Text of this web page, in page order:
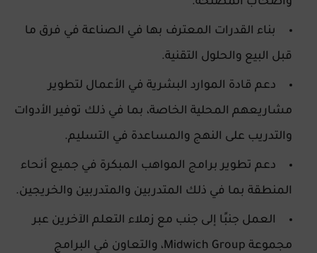
بناء القدرات المعترف بها في الصناعة في فرق ما
قبل البيع والحلول التقنية.
دعم قادة الموارد البشرية في الأعمال لتطوير
مشاريعهم المحلية الخاصة، بما في ذلك توفير الأدوات
والتدريب على النهج والمساعدة في التسليم.
دعم تطوير برامج المواهب المبكرة في جميع أنحاء
المنطقة بما في ذلك المتدربين والمتدربين والخريجين.
العمل جنبًا إلى جنب مع زملاء التعلم الآخرين عبر
مجموعة Midwich Group، والتعاون في البرامج